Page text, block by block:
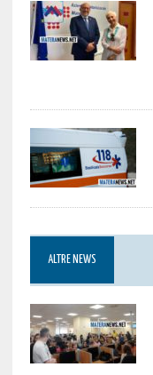
ALTRE NEWS